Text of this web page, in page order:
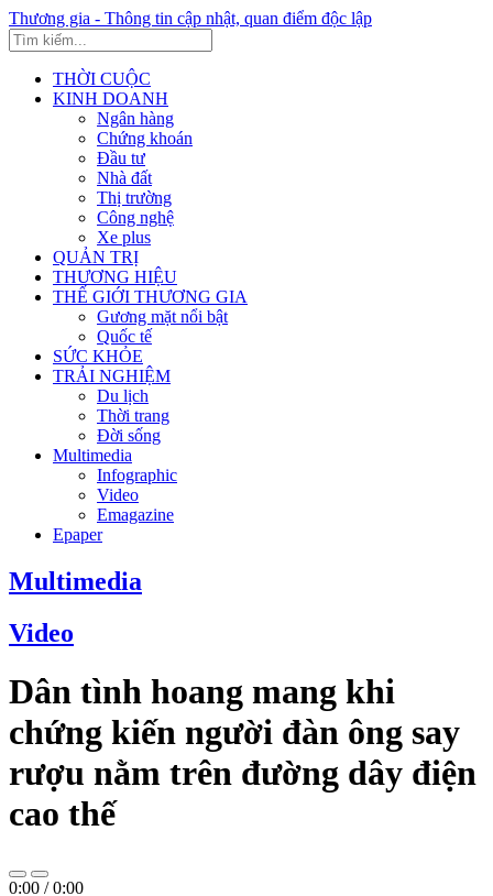
Thương gia - Thông tin cập nhật, quan điểm độc lập
THỜI CUỘC
KINH DOANH
Ngân hàng
Chứng khoán
Đầu tư
Nhà đất
Thị trường
Công nghệ
Xe plus
QUẢN TRỊ
THƯƠNG HIỆU
THẾ GIỚI THƯƠNG GIA
Gương mặt nổi bật
Quốc tế
SỨC KHỎE
TRẢI NGHIỆM
Du lịch
Thời trang
Đời sống
Multimedia
Infographic
Video
Emagazine
Epaper
Multimedia
Video
Dân tình hoang mang khi
chứng kiến người đàn ông say
rượu nằm trên đường dây điện
cao thế
0:00 /0:00